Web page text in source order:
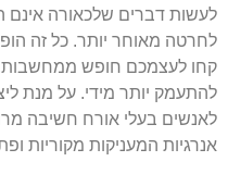
לעשות דברים שלכאורה אינם
לחרטה מאוחר יותר. כל זה
קחו לעצמכם חופש ממחשבות.
להתעמק יותר מידי. על מנת
לאנשים בעלי אורח חשיבה
אנרגיות המעניקות מקוריות